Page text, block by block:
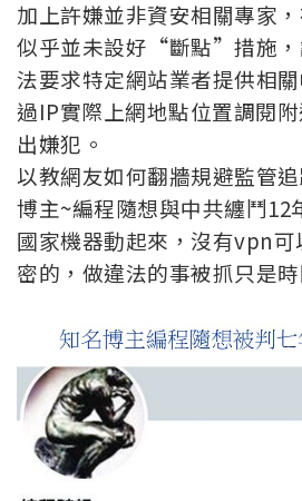
加上許嫌並非資安相關專家
似乎並未設好“斷點”措施，
法要求特定網站業者提供相
過IP實際上網地點位置調閱
出嫌犯。
以教網友如何翻牆規避監管
博主~編程隨想與中共纏鬥12
國家機器動起來，沒有vpn
密的，做違法的事被抓只是